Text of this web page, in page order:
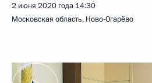
2 июня 2020 года 14:30
Московская область, Ново-Огарёво